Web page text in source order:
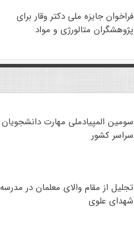
فراخوان جایزه ملی دکتر وقار برای
پژوهشگران متالورژی و مواد
سومین المپیادملی مهارت دانشجویان
سراسر کشور
تجلیل از مقام والای معلمان در مدرسه
شهدای علوی